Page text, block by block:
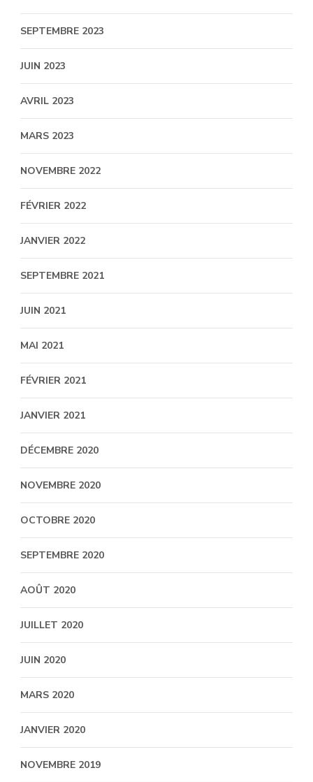
SEPTEMBRE 2023
JUIN 2023
AVRIL 2023
MARS 2023
NOVEMBRE 2022
FÉVRIER 2022
JANVIER 2022
SEPTEMBRE 2021
JUIN 2021
MAI 2021
FÉVRIER 2021
JANVIER 2021
DÉCEMBRE 2020
NOVEMBRE 2020
OCTOBRE 2020
SEPTEMBRE 2020
AOÛT 2020
JUILLET 2020
JUIN 2020
MARS 2020
JANVIER 2020
NOVEMBRE 2019